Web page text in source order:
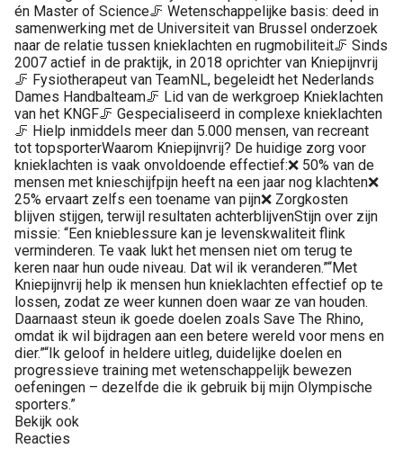
én Master of Science🦵 Wetenschappelijke basis: deed in
samenwerking met de Universiteit van Brussel onderzoek
naar de relatie tussen knieklachten en rugmobiliteit🦵 Sinds
2007 actief in de praktijk, in 2018 oprichter van Kniepijnvrij
🦵 Fysiotherapeut van TeamNL, begeleidt het Nederlands
Dames Handbalteam🦵 Lid van de werkgroep Knieklachten
van het KNGF🦵 Gespecialiseerd in complexe knieklachten
🦵 Hielp inmiddels meer dan 5.000 mensen, van recreant
tot topsporterWaarom Kniepijnvrij? De huidige zorg voor
knieklachten is vaak onvoldoende effectief:❌ 50% van de
mensen met knieschijfpijn heeft na een jaar nog klachten❌
25% ervaart zelfs een toename van pijn❌ Zorgkosten
blijven stijgen, terwijl resultaten achterblijvenStijn over zijn
missie: “Een knieblessure kan je levenskwaliteit flink
verminderen. Te vaak lukt het mensen niet om terug te
keren naar hun oude niveau. Dat wil ik veranderen.”“Met
Kniepijnvrij help ik mensen hun knieklachten effectief op te
lossen, zodat ze weer kunnen doen waar ze van houden.
Daarnaast steun ik goede doelen zoals Save The Rhino,
omdat ik wil bijdragen aan een betere wereld voor mens en
dier.”“Ik geloof in heldere uitleg, duidelijke doelen en
progressieve training met wetenschappelijk bewezen
oefeningen – dezelfde die ik gebruik bij mijn Olympische
sporters.”
Bekijk ook
Reacties